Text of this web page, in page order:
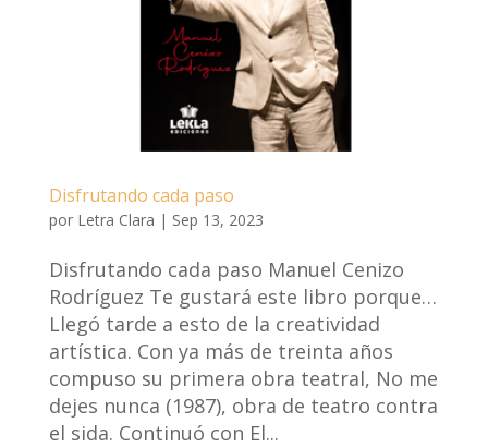
Disfrutando cada paso
por Letra Clara | Sep 13, 2023
Disfrutando cada paso Manuel Cenizo
Rodríguez Te gustará este libro porque…
Llegó tarde a esto de la creatividad
artística. Con ya más de treinta años
compuso su primera obra teatral, No me
dejes nunca (1987), obra de teatro contra
el sida. Continuó con El...